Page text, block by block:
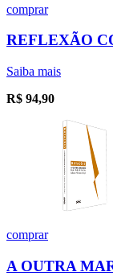
comprar
REFLEXÃO
Saiba mais
R$ 94,90
comprar
A OUTRA